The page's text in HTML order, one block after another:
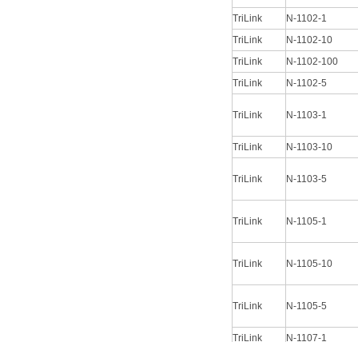
TriLink
N-1102-1
TriLink
N-1102-10
TriLink
N-1102-100
TriLink
N-1102-5
TriLink N-1103-1
TriLink N-1103-10
TriLink N-1103-5
TriLink N-1105-1
TriLink N-1105-10
TriLink N-1105-5
TriLink
N-1107-1